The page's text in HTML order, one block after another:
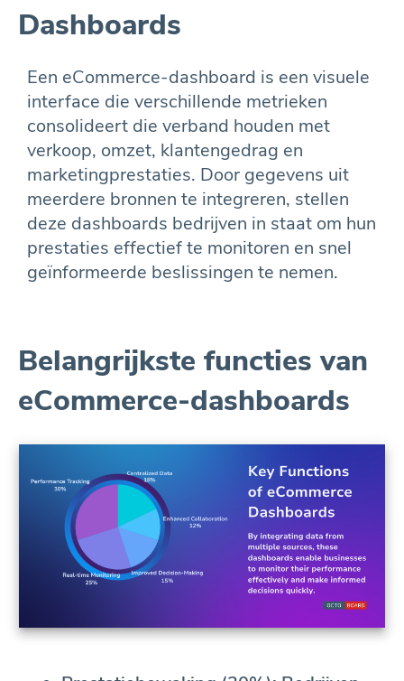
Dashboards
Een eCommerce-dashboard is een visuele
interface die verschillende metrieken
consolideert die verband houden met
verkoop, omzet, klantengedrag en
marketingprestaties. Door gegevens uit
meerdere bronnen te integreren, stellen
deze dashboards bedrijven in staat om hun
prestaties effectief te monitoren en snel
geïnformeerde beslissingen te nemen.
Belangrijkste functies van
eCommerce-dashboards